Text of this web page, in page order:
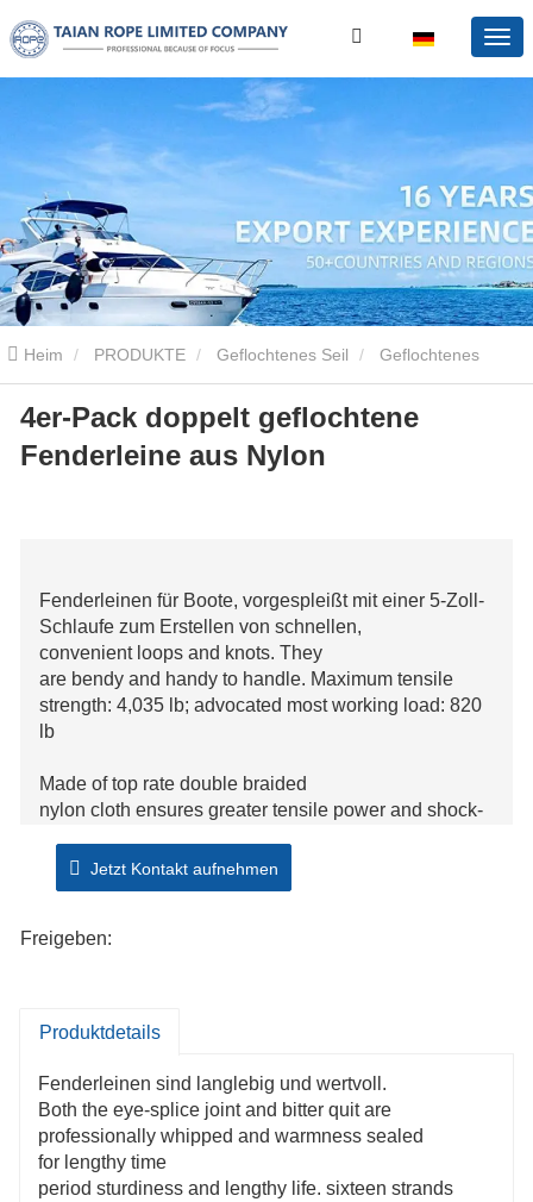
Heim PRODUKTE Geflochtenes Seil Geflochtenes
Nylonseil 4er-Pack doppelt geflochtene Fenderleine aus Nylon
4er-Pack doppelt geflochtene
Fenderleine aus Nylon
Fenderleinen für Boote, vorgespleißt mit einer 5-Zoll-
Schlaufe zum Erstellen von schnellen,
convenient loops and knots. They
are bendy and handy to handle. Maximum tensile
strength: 4,035 lb; advocated most working load: 820
lb
Made of top rate double braided
nylon cloth ensures greater tensile power and shock-
resistant; this boat fender rope is easy to
the contact and comfy to handle.
Jetzt Kontakt aufnehmen
Freigeben:
Produktdetails
Fenderleinen sind langlebig und wertvoll.
Both the eye-splice joint and bitter quit are
professionally whipped and warmness sealed
for lengthy time
period sturdiness and lengthy life. sixteen strands